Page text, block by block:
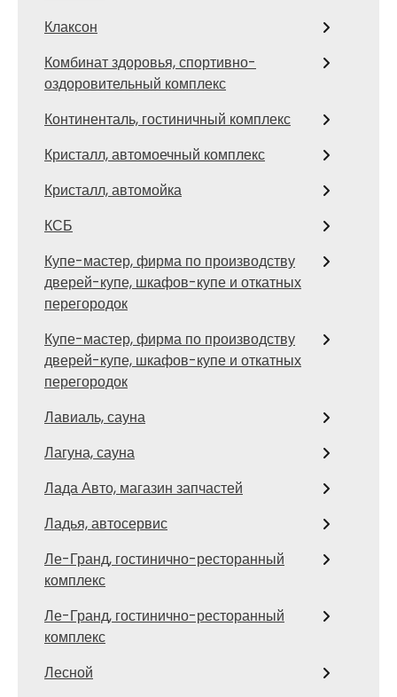
Клаксон
Комбинат здоровья, спортивно-
оздоровительный комплекс
Континенталь, гостиничный комплекс
Кристалл, автомоечный комплекс
Кристалл, автомойка
КСБ
Купе-мастер, фирма по производству
дверей-купе, шкафов-купе и откатных
перегородок
Купе-мастер, фирма по производству
дверей-купе, шкафов-купе и откатных
перегородок
Лавиаль, сауна
Лагуна, сауна
Лада Авто, магазин запчастей
Ладья, автосервис
Ле-Гранд, гостинично-ресторанный
комплекс
Ле-Гранд, гостинично-ресторанный
комплекс
Лесной